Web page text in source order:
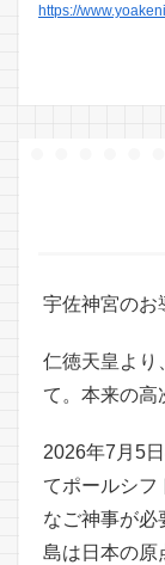
https://
宇佐神宮のお
仁徳天皇より
て。本来の高
2026年7月5
てポールシフ
なご神事が必
島は日本の原